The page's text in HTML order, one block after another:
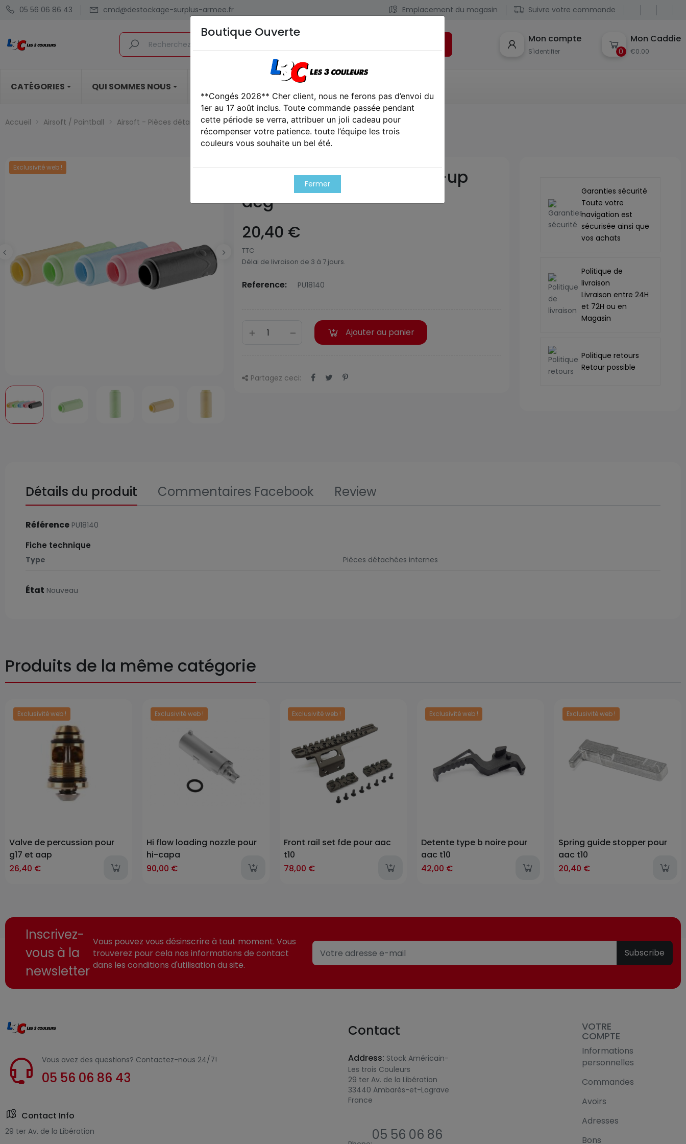
05 56 06 86 43 cmd@destockage-surplus-armee.fr Emplacement du magasin Suivre votre commande
Mon compte
S'identifier 0
Mon Caddie
€0.00
CATÉGORIES QUI SOMMES NOUS
Accueil Airsoft / Paintball Airsoft - Pièces détachées & upgrades Joint maximum mr. hop-up aeg
Exclusivité web !
Joint maximum mr. hop-up
aeg
20,40 €
TTC
Délai de livraison de 3 à 7 jours.
Reference: PU18140
Ajouter au panier
Partagez ceci:
Garanties sécurité
Toute votre
navigation est
sécurisée ainsi que
vos achats
Politique de
livraison
Livraison entre 24H
et 72H ou en
Magasin
Politique retours
Retour possible
Détails du produit Commentaires Facebook Review
Référence PU18140
Fiche technique
Type Pièces détachées internes
État Nouveau
Produits de la même catégorie
Exclusivité web !
Valve de percussion pour
g17 et aap
26,40 €
Exclusivité web !
Hi flow loading nozzle pour
hi-capa
90,00 €
Exclusivité web !
Front rail set fde pour aac
t10
78,00 €
Exclusivité web !
Detente type b noire pour
aac t10
42,00 €
Exclusivité web !
Spring guide stopper pour
aac t10
20,40 €
Inscrivez-
vous à la
newsletter
Vous pouvez vous désinscrire à tout moment. Vous
trouverez pour cela nos informations de contact
dans les conditions d'utilisation du site.
Subscribe
Vous avez des questions? Contactez-nous 24/7!
05 56 06 86 43
Contact Info
29 ter Av. de la Libération
Contact
Address: Stock Américain-
Les trois Couleurs
29 ter Av. de la Libération
33440 Ambarès-et-Lagrave
France
05 56 06 86
Boutique Ouverte
**Congés 2026** Cher client, nous ne ferons pas d’envoi du
1er au 17 août inclus. Toute commande passée pendant
cette période se verra, attribuer un joli cadeau pour
récompenser votre patience. toute l’équipe les trois
couleurs vous souhaite un bel été.
Fermer
VOTRE
COMPTE
Informations
personnelles
Commandes
Avoirs
Adresses
Bons